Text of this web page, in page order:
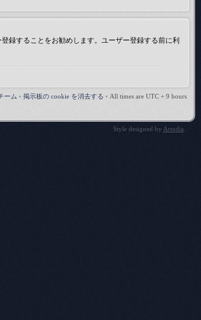
録することをお勧めします。ユーザー登録する前に利
ーム • 掲示板の cookie を消去する • All times are UTC + 9 hours
Style designed by Artodia